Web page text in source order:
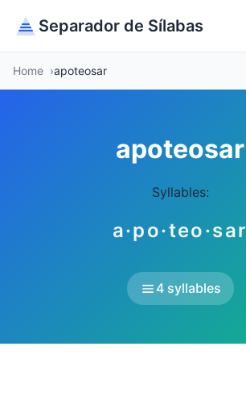
Separador de Sílabas
Home apoteosar
apoteosar
Syllables:
a·po·teo·sar
4 syllables